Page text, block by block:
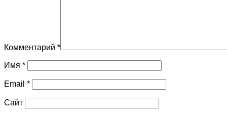
Комментарий *
Имя *
Email *
Сайт